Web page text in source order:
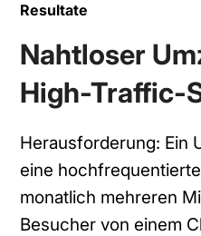
Resultate
Nahtloser
High-Traffic-
Herausforderung: Ein
eine
monatlich mehreren
Besucher von einem